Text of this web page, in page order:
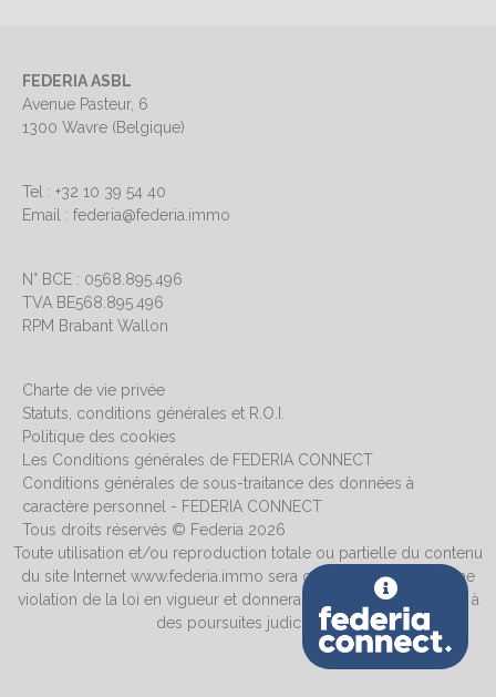
FEDERIA ASBL
Avenue Pasteur, 6
1300 Wavre (Belgique)
Tel : +32 10 39 54 40
Email : federia@federia.immo
N° BCE : 0568.895.496
TVA BE568.895.496
RPM Brabant Wallon
Charte de vie privée
Statuts, conditions générales et R.O.I.
Politique des cookies
Les Conditions générales de FEDERIA CONNECT
Conditions générales de sous-traitance des données à
caractère personnel - FEDERIA CONNECT
Tous droits réservés © Federia 2026
Toute utilisation et/ou reproduction totale ou partielle du contenu
du site Internet www.federia.immo sera considérée comme une
violation de la loi en vigueur et donnera systématiquement lieu à
des poursuites judiciaires.